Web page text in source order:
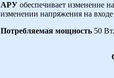
АРУ обеспечивает изменение
изменении напряжения на
Потребляемая мощность 50 Вт.